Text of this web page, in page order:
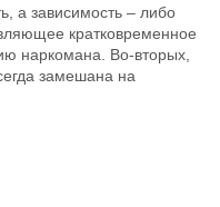
а зависимость – либо
кратковременное
наркомана. Во-вторых,
замешана на